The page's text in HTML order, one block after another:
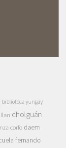
biblioteca yungay
cholguán
corfo daem
fernando